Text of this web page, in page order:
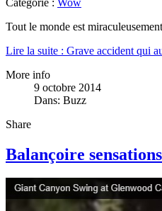
Tout le monde est
Lire la suite : Grave accident qui
More info
9 octobre 2014
Dans: Buzz
Share
Balançoire